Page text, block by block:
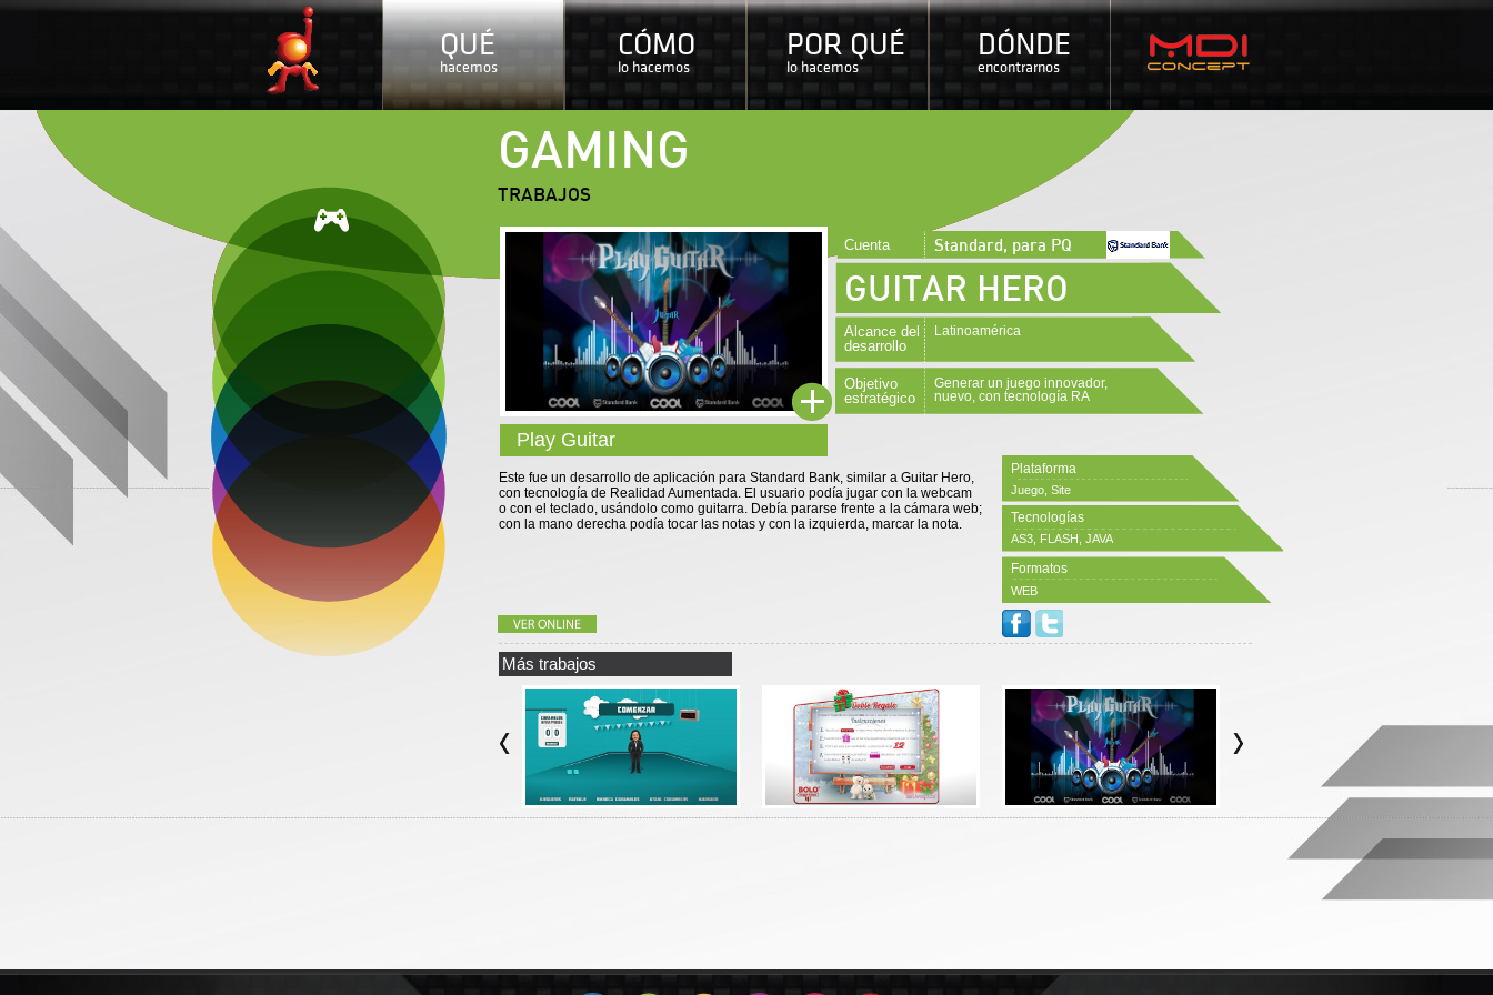
QUÉ
hacemos
CÓMO
lo hacemos
POR QUÉ
lo hacemos
DÓNDE
encontrarnos
GAMING
Este fue un desarrollo de aplicación para Standard Bank, similar a Guitar Hero,
con tecnología de Realidad Aumentada. El usuario podía jugar con la webcam
o con el teclado, usándolo como guitarra. Debía pararse frente a la cámara web;
con la mano derecha podía tocar las notas y con la izquierda, marcar la nota.
TRABAJOS
Play Guitar
Cuenta Standard, para PQ
GUITAR HERO
Alcance del
desarrollo
Latinoamérica
Objetivo
estratégico
Generar un juego innovador,
nuevo, con tecnología RA
Plataforma
Juego, Site
Tecnologías
AS3, FLASH, JAVA
Formatos
WEB
Más trabajos